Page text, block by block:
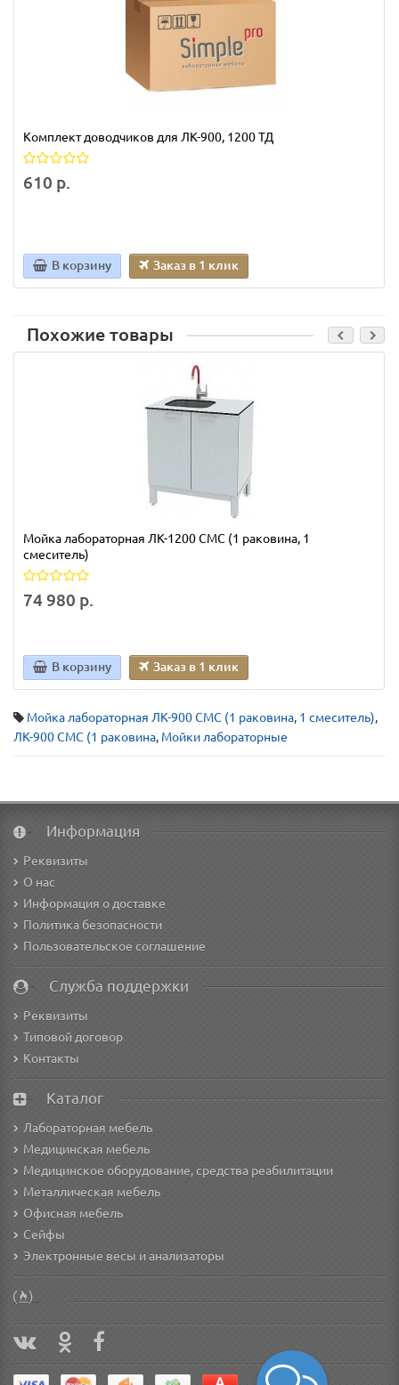
Комплект доводчиков для ЛК-900, 1200 ТД
610 р.
В корзину Заказ в 1 клик
Похожие товары
Мойка лабораторная ЛК-1200 СМС (1 раковина, 1
смеситель)
74 980 р.
В корзину Заказ в 1 клик
Мойка лабораторная ЛК-900 СМС (1 раковина, 1 смеситель),
ЛК-900 СМС (1 раковина, Мойки лабораторные
Информация
Реквизиты
О нас
Информация о доставке
Политика безопасности
Пользовательское соглашение
Служба поддержки
Реквизиты
Типовой договор
Контакты
Каталог
Лабораторная мебель
Медицинская мебель
Медицинское оборудование, средства реабилитации
Металлическая мебель
Офисная мебель
Сейфы
Электронные весы и анализаторы